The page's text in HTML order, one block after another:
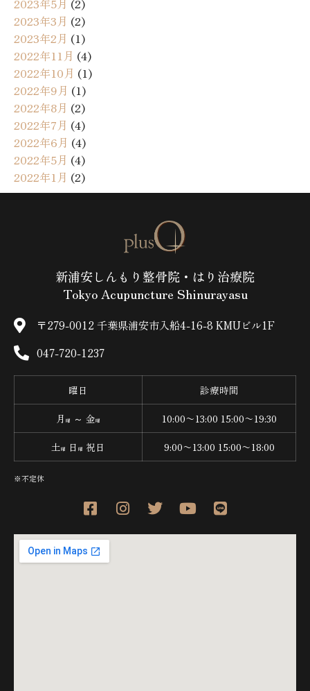
2023年5月 (2)
2023年3月 (2)
2023年2月 (1)
2022年11月 (4)
2022年10月 (1)
2022年9月 (1)
2022年8月 (2)
2022年7月 (4)
2022年6月 (4)
2022年5月 (4)
2022年1月 (2)
新浦安しんもり整骨院・はり治療院
Tokyo Acupuncture Shinurayasu
〒279-0012 千葉県浦安市入船4-16-8 KMUビル1F
047-720-1237
曜日 診療時間
月 曜 ～ 金曜 10:00〜13:00 15:00〜19:30
土曜 日 曜 祝日 9:00〜13:00 15:00〜18:00
※不定休